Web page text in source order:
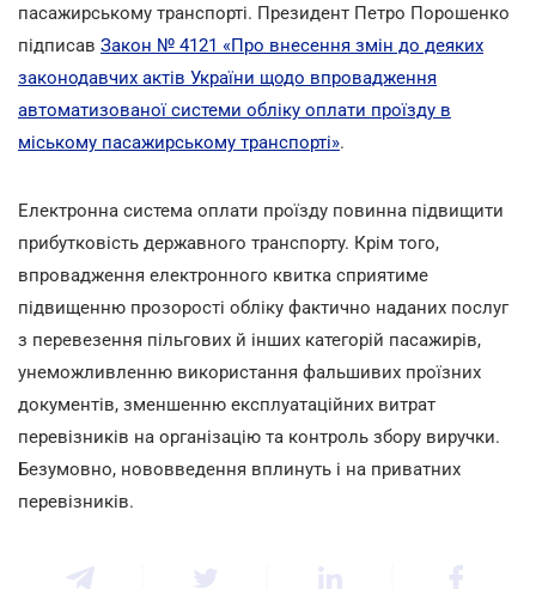
пасажирському транспорті. Президент Петро Порошенко
підписав Закон № 4121 «Про внесення змін до деяких
законодавчих актів України щодо впровадження
автоматизованої системи обліку оплати проїзду в
міському пасажирському транспорті».
Електронна система оплати проїзду повинна підвищити
прибутковість державного транспорту. Крім того,
впровадження електронного квитка сприятиме
підвищенню прозорості обліку фактично наданих послуг
з перевезення пільгових й інших категорій пасажирів,
унеможливленню використання фальшивих проїзних
документів, зменшенню експлуатаційних витрат
перевізників на організацію та контроль збору виручки.
Безумовно, нововведення вплинуть і на приватних
перевізників.